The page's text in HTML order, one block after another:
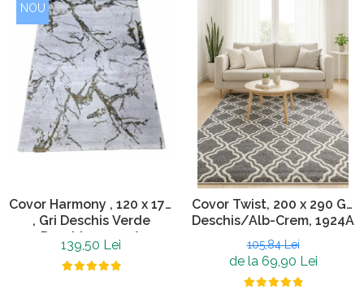
NOU
Covor Harmony , 120 x 170
, Gri Deschis Verde
Deschis, 11902A
139,50 Lei
Covor Twist, 200 x 290 Gri
Deschis/Alb-Crem, 1924A
105,84 Lei
de la 69,90 Lei